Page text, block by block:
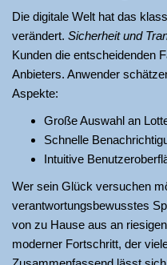
Die digitale Welt hat das
verändert. Sicherheit und
Kunden die entscheidenden
Anbieters. Anwender
Aspekte:
Große Auswahl an
Schnelle
Intuitive
Wer sein Glück versuchen
verantwortungsbewusstes
von zu Hause aus an
moderner Fortschritt, der